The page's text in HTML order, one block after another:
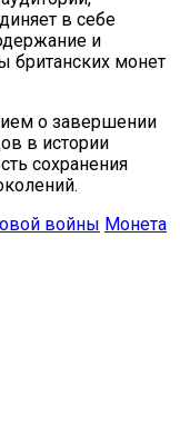
в себе
и
британских монет
о завершении
в истории
сохранения
войны Монета